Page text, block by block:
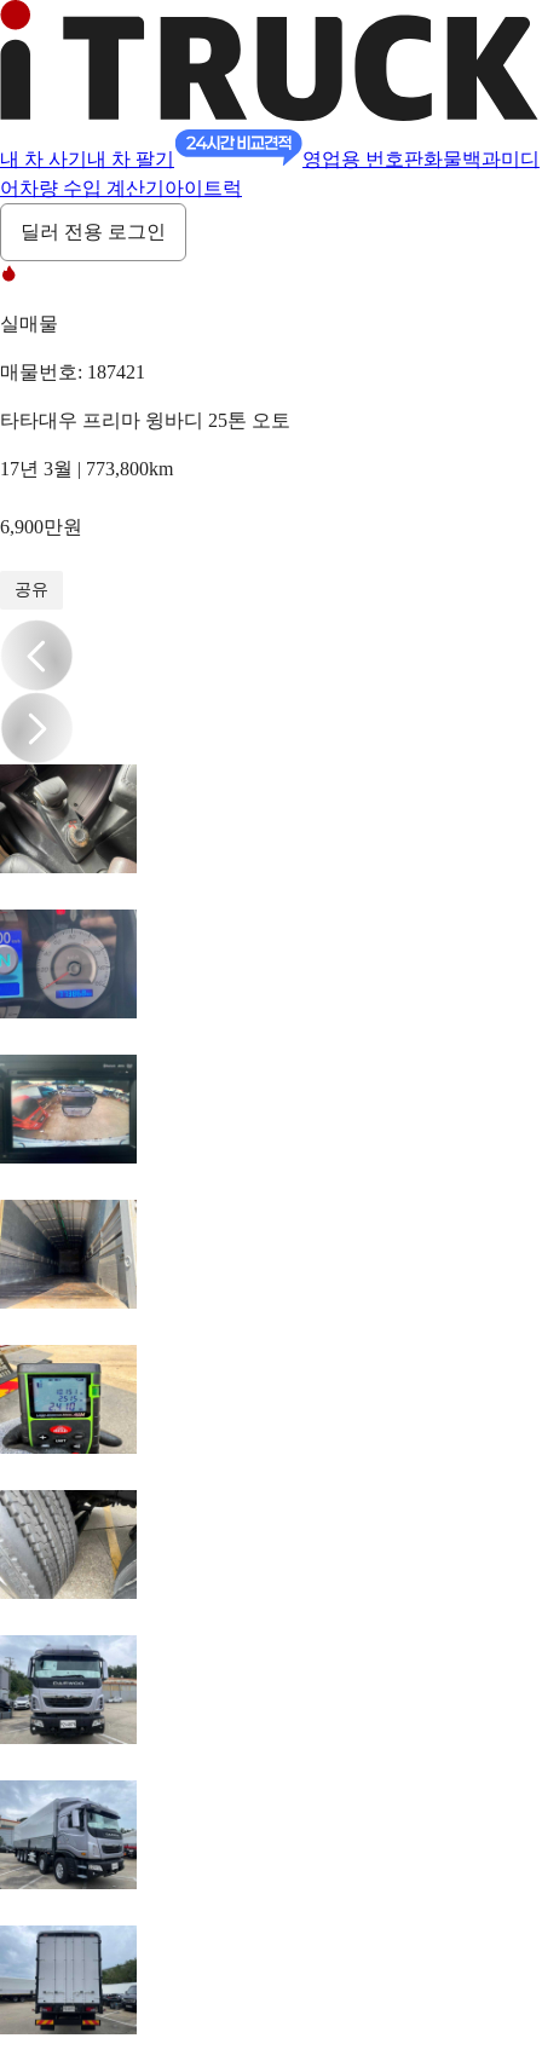
내 차 사기 내 차 팔기 영업용 번호판화물백과미디
어 차량 수입 계산기 아이트럭
딜러 전용 로그인
실매물
매물번호: 187421
타타대우 프리마 윙바디 25톤 오토
17년 3월 | 773,800km
6,900만원
공유
/12